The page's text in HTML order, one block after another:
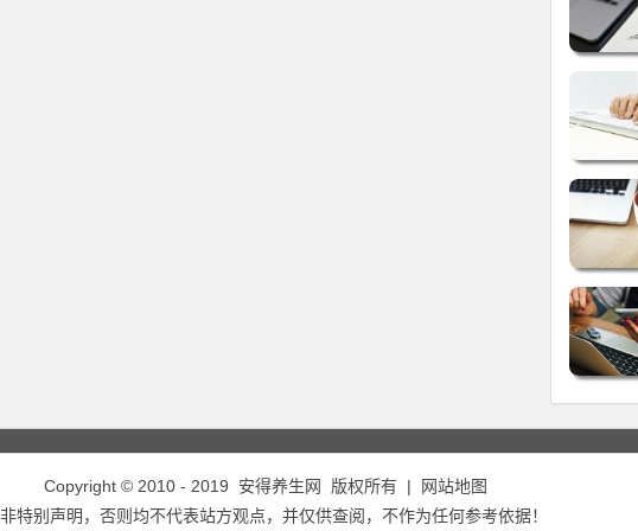
Copyright © 2010 - 2019 安得养生网 版权所有 |
网站地图
特别声明，否则均不代表站方观点，并仅供查阅，不作为任何参考依据！